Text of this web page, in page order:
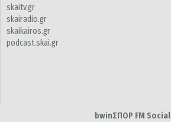
skaitv.gr
skairadio.gr
skaikairos.gr
podcast.skai.gr
bwinΣΠΟΡ FM Social